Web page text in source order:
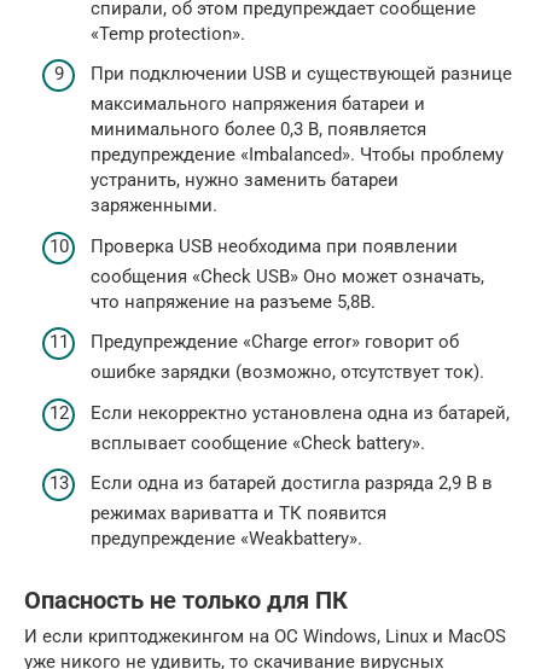
спирали, об этом предупреждает сообщение
«Temp protection».
При подключении USB и существующей разнице
максимального напряжения батареи и
минимального более 0,3 В, появляется
предупреждение «Imbalanced». Чтобы проблему
устранить, нужно заменить батареи
заряженными.
Проверка USB необходима при появлении
сообщения «Check USB» Оно может означать,
что напряжение на разъеме 5,8В.
Предупреждение «Charge error» говорит об
ошибке зарядки (возможно, отсутствует ток).
Если некорректно установлена одна из батарей,
всплывает сообщение «Check battery».
Если одна из батарей достигла разряда 2,9 В в
режимах вариватта и ТК появится
предупреждение «Weakbattery».
Опасность не только для ПК
И если криптоджекингом на ОС Windows, Linux и MacOS
уже никого не удивить, то скачивание вирусных